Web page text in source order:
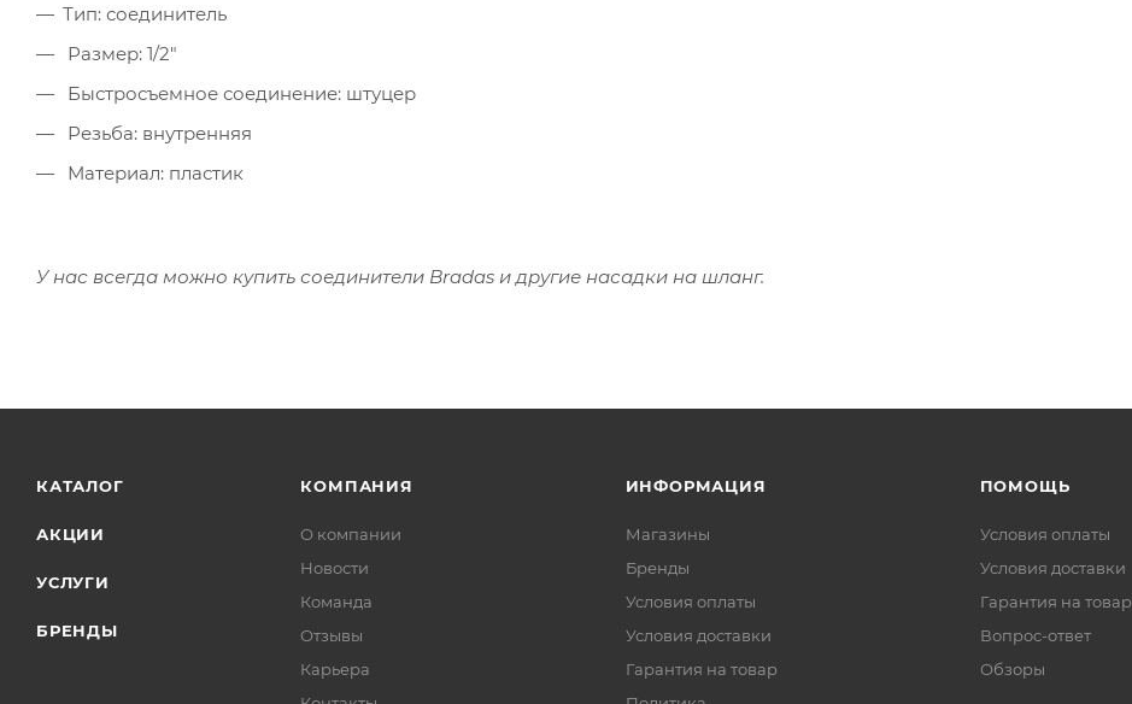
Тип: соединитель
Размер: 1/2"
Быстросъемное соединение: штуцер
Резьба: внутренняя
Материал: пластик
У нас всегда можно купить соединители Bradas и другие насадки на шланг.
КАТАЛОГ
АКЦИИ
УСЛУГИ
БРЕНДЫ
КОМПАНИЯ
О компании
Новости
Команда
Отзывы
Карьера
ИНФОРМАЦИЯ
Магазины
Бренды
Условия оплаты
Условия доставки
Гарантия на товар
ПОМОЩЬ
Условия оплаты
Условия доставки
Гарантия на товар
Вопрос-ответ
Обзоры